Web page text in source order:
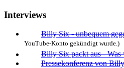
Interviews
Billy Six - unbequem
YouTube-Konto gekündigt wurde.)
Billy Six packt aus -
Pressekonferenz von